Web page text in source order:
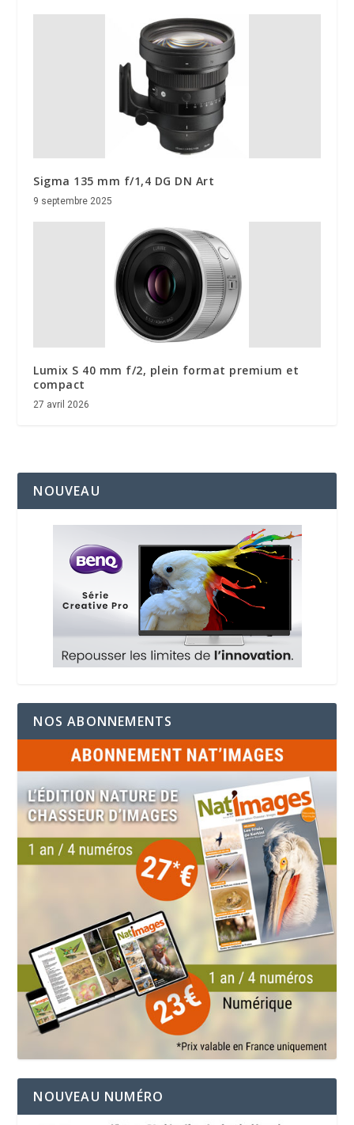
Sigma 135 mm f/1,4 DG DN Art
9 septembre 2025
Lumix S 40 mm f/2, plein format premium et
compact
27 avril 2026
NOUVEAU
NOS ABONNEMENTS
NOUVEAU NUMÉRO